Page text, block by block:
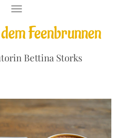
Feenbrunnen
T
G
N
T
Bettina Storks